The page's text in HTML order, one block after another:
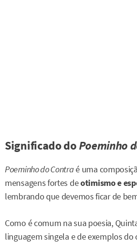
Significado doPoeminho
Poeminho do Contraé uma
mensagens fortes deotimismo e
lembrando que devemos ficar de
Como é comum na sua poesia,
linguagem singela e de exemplos do